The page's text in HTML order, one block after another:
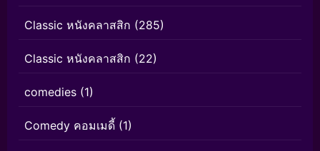
Classic หนังคลาสสิก (285)
Classic หนังคลาสสิก (22)
comedies (1)
Comedy คอมเมดี้ (1)